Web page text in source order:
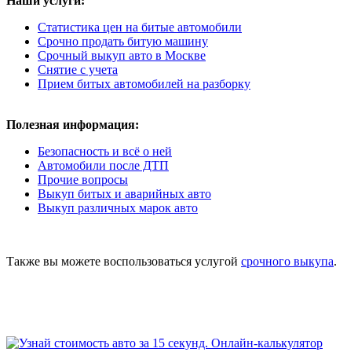
Статистика цен на битые автомобили
Срочно продать битую машину
Срочный выкуп авто в Москве
Снятие с учета
Прием битых автомобилей на разборку
Полезная информация:
Безопасность и всё о ней
Автомобили после ДТП
Прочие вопросы
Выкуп битых и аварийных авто
Выкуп различных марок авто
Также вы можете воспользоваться услугой срочного выкупа.